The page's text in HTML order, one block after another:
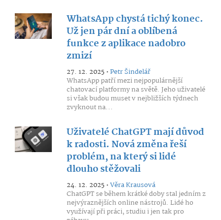
WhatsApp chystá tichý konec.
Už jen pár dní a oblíbená
funkce z aplikace nadobro
zmizí
27. 12. 2025 •Petr Šindelář
WhatsApp patří mezi nejpopulárnější
chatovací platformy na světě. Jeho uživatelé
si však budou muset v nejbližších týdnech
zvyknout na...
Uživatelé ChatGPT mají důvod
k radosti. Nová změna řeší
problém, na který si lidé
dlouho stěžovali
24. 12. 2025 •Věra Krausová
ChatGPT se během krátké doby stal jedním z
nejvýraznějších online nástrojů. Lidé ho
využívají při práci, studiu i jen tak pro